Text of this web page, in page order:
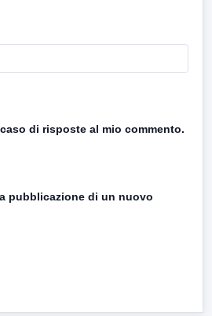
di risposte al mio commento.
pubblicazione di un nuovo